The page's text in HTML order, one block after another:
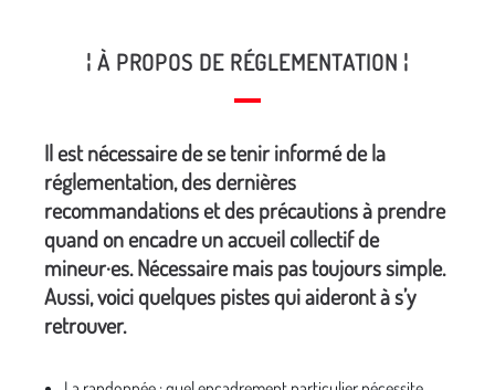
¦ À PROPOS DE RÉGLEMENTATION ¦
Il est nécessaire de se tenir informé de la
réglementation, des dernières
recommandations et des précautions à prendre
quand on encadre un accueil collectif de
mineur·es. Nécessaire mais pas toujours simple.
Aussi, voici quelques pistes qui aideront à s’y
retrouver.